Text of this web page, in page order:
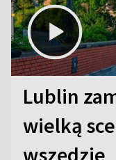
Lublin
wielką
wszędzie